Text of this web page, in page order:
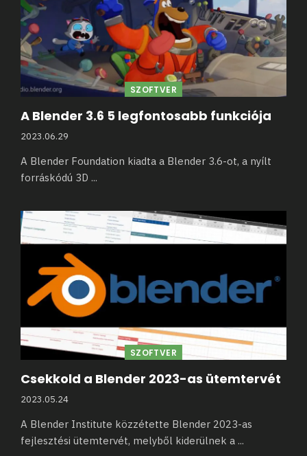
SZOFTVER
A Blender 3.6 5 legfontosabb funkciója
2023.06.29
A Blender Foundation kiadta a Blender 3.6-ot, a nyílt
forráskódú 3D ...
SZOFTVER
Csekkold a Blender 2023-as ütemtervét
2023.05.24
A Blender Institute közzétette Blender 2023-as
fejlesztési ütemtervét, melyből kiderülnek a ...